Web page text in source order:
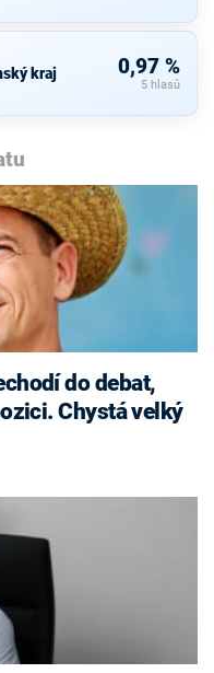
kraj 0,97 %
5 hlasů
do debat,
Chystá velký